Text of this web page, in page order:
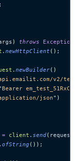
;
) throws Exception
. newHttpClient () ;
. newBuilder()
v2/
Bearer
json" )
= client . send( request,
. ofString ()) ;